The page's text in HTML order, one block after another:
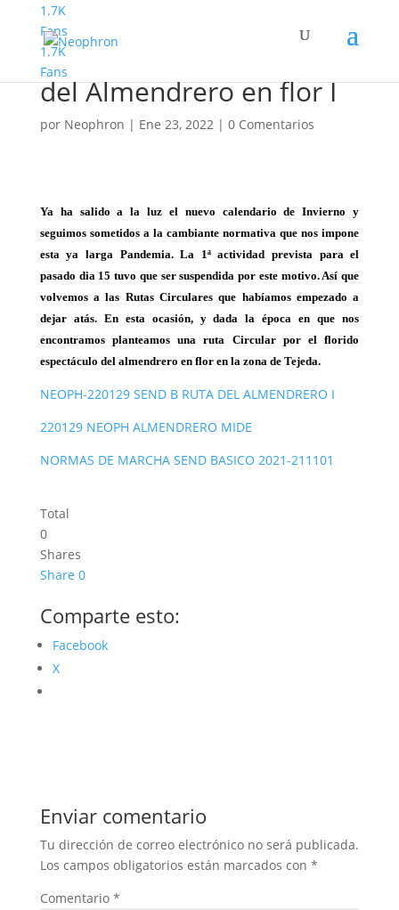
1.7K
Fans
1.7K
Fans
Senderismo Basico Ruta
del Almendrero en flor I
por Neophron | Ene 23, 2022| 0 Comentarios
Ya ha salido a la luz el nuevo calendario de Invierno y
seguimos sometidos a la cambiante normativa que nos impone
esta ya larga Pandemia. La 1ª actividad prevista para el
pasado dia 15 tuvo que ser suspendida por este motivo. Así que
volvemos a las Rutas Circulares que habíamos empezado a
dejar atás. En esta ocasión, y dada la época en que nos
encontramos planteamos una ruta Circular por el florido
espectáculo del almendrero en flor en la zona de Tejeda.
NEOPH-220129 SEND B RUTA DEL ALMENDRERO I
220129 NEOPH ALMENDRERO MIDE
NORMAS DE MARCHA SEND BASICO 2021-211101
Total
0
Shares
Share 0
Comparte esto:
Facebook
X
Enviar comentario
Tu dirección de correo electrónico no será publicada.
Los campos obligatorios están marcados con *
Comentario *